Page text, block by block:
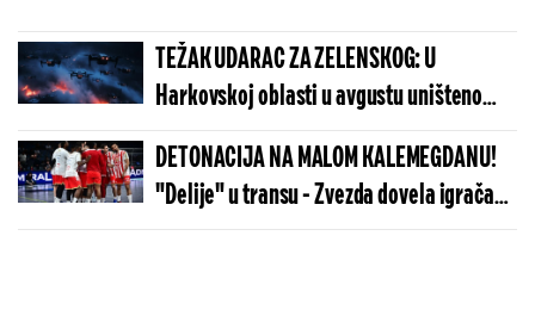
TEŽAK UDARAC ZA ZELENSKOG: U
Harkovskoj oblasti u avgustu uništeno
više od 100 „baba jaga“
DETONACIJA NA MALOM KALEMEGDANU!
"Delije" u transu - Zvezda dovela igrača
Real Madrida!